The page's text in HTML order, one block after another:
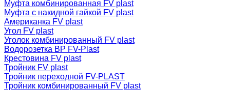
Муфта комбинированная FV plast
Муфта с накидной гайкой FV plast
Американка FV plast
Угол FV plast
Уголок комбинированный FV plast
Водорозетка ВР FV-Plast
Крестовина FV plast
Тройник FV plast
Тройник переходной FV-PLAST
Тройник комбинированный FV plast